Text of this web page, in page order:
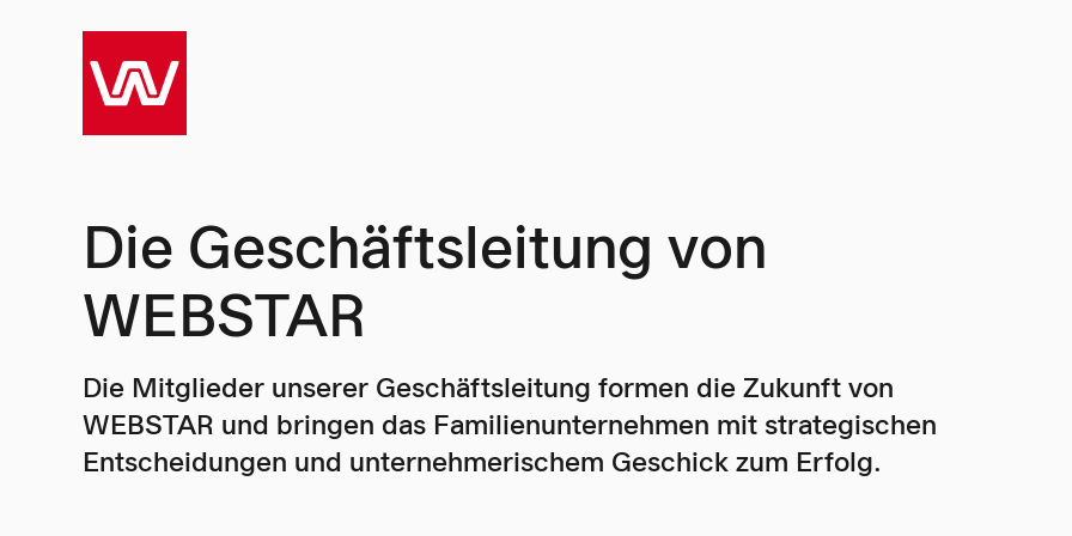
Die Geschäftsleitung von
WEBSTAR
Die Mitglieder unserer Geschäftsleitung formen die Zukunft von
WEBSTAR und bringen das Familienunternehmen mit strategischen
Entscheidungen und unternehmerischem Geschick zum Erfolg.